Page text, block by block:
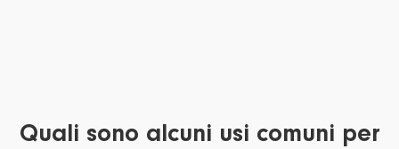
Quali sono alcuni usi comuni per